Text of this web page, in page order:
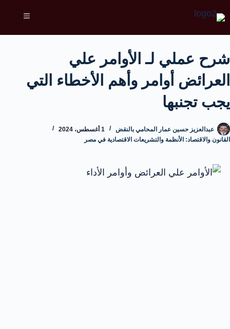
شرح عملي لـ الأوامر علي
العرائض أوامر وأهم الأخطاء التي
يجب تجنبها
عبدالعزيز حسين عمار المحامي بالنقض
1 أغسطس، 2024
القانون والاقتصاد: الأنظمة والتشريعات الاقتصادية في مصر